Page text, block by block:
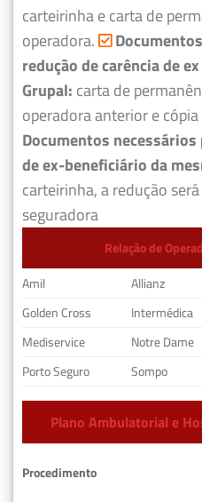
carteirinha e carta de
operadora.
redução de carência de
Grupal: carta de
operadora anterior e
Documentos
de ex-beneficiário da
carteirinha, a redução
seguradora
Relação de
Amil
Allianz
Golden Cross
Intermédica
Mediservice
Notre Dame
Porto Seguro
Sompo
Plano Ambulatorial e
Procedimento